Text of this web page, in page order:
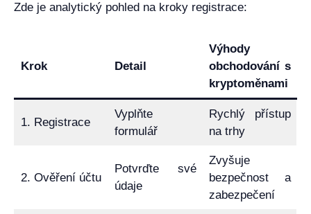
Zde je analytický pohled na kroky registrace:
Krok Detail
Výhody
obchodování s
kryptoměnami
1. Registrace
Vyplňte
formulář
Rychlý přístup
na trhy
2. Ověření účtu
Potvrďte své
údaje
Zvyšuje
bezpečnost a
zabezpečení